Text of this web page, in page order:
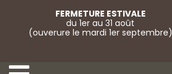
FERMETURE ESTIVALE
du 1er au 31 août
(ouverure le mardi 1er septembre)